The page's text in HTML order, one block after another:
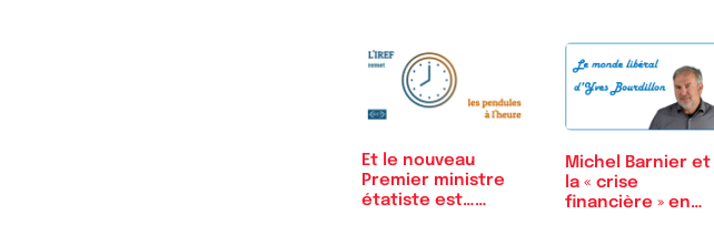
Et le nouveau
Premier ministre
étatiste est…
Michel Barnier et
la « crise
financière » en